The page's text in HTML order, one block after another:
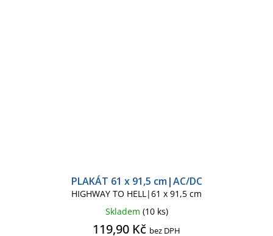
PLAKÁT 61 x 91,5 cm|AC/DC
HIGHWAY TO HELL|61 x 91,5 cm
Skladem (10 ks)
119,90 Kč bez DPH